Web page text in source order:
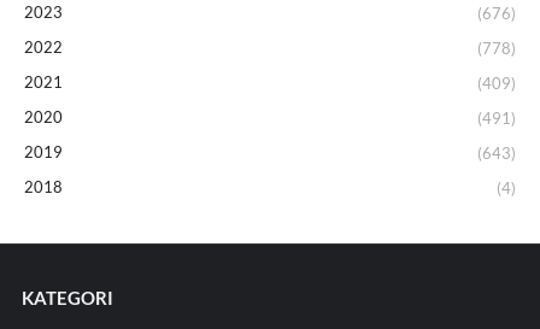
2023
(676)
2022
(778)
2021
(409)
2020
(491)
2019
(643)
2018
(4)
KATEGORI